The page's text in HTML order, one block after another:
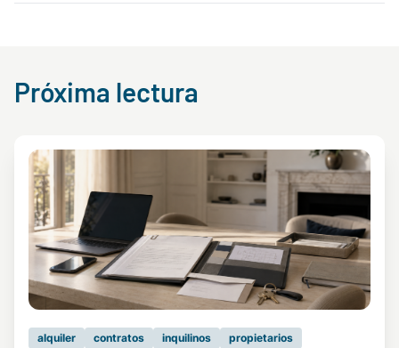
Próxima lectura
alquiler contratos inquilinos propietarios